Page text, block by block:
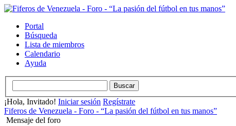
Portal
Búsqueda
Lista de miembros
Calendario
Ayuda
¡Hola, Invitado! Iniciar sesión Regístrate
Fiferos de Venezuela - Foro - “La pasión del fútbol en tus manos”
Mensaje del foro